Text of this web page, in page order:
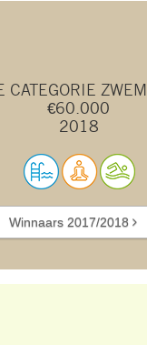
CATEGORIE
€60.000
2018
Winnaars 2017/2018